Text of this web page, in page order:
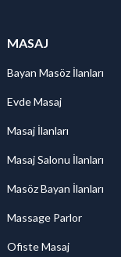
MASAJ
Bayan Masöz İlanları
Evde Masaj
Masaj İlanları
Masaj Salonu İlanları
Masöz Bayan İlanları
Massage Parlor
Ofiste Masaj